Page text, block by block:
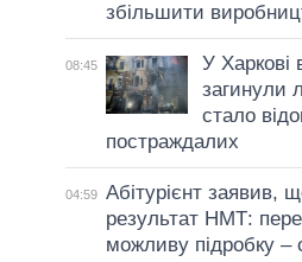
збільшити
08:45
У Харкові
загинули
стало
постраждалих
04:59 Абітурієнт заявив,
результат НМТ:
можливу підробку –